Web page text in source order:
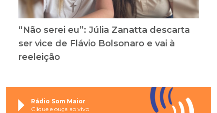
“Não serei eu”: Júlia Zanatta descarta
ser vice de Flávio Bolsonaro e vai à
reeleição
Rádio Som Maior
Clique e ouça ao vivo